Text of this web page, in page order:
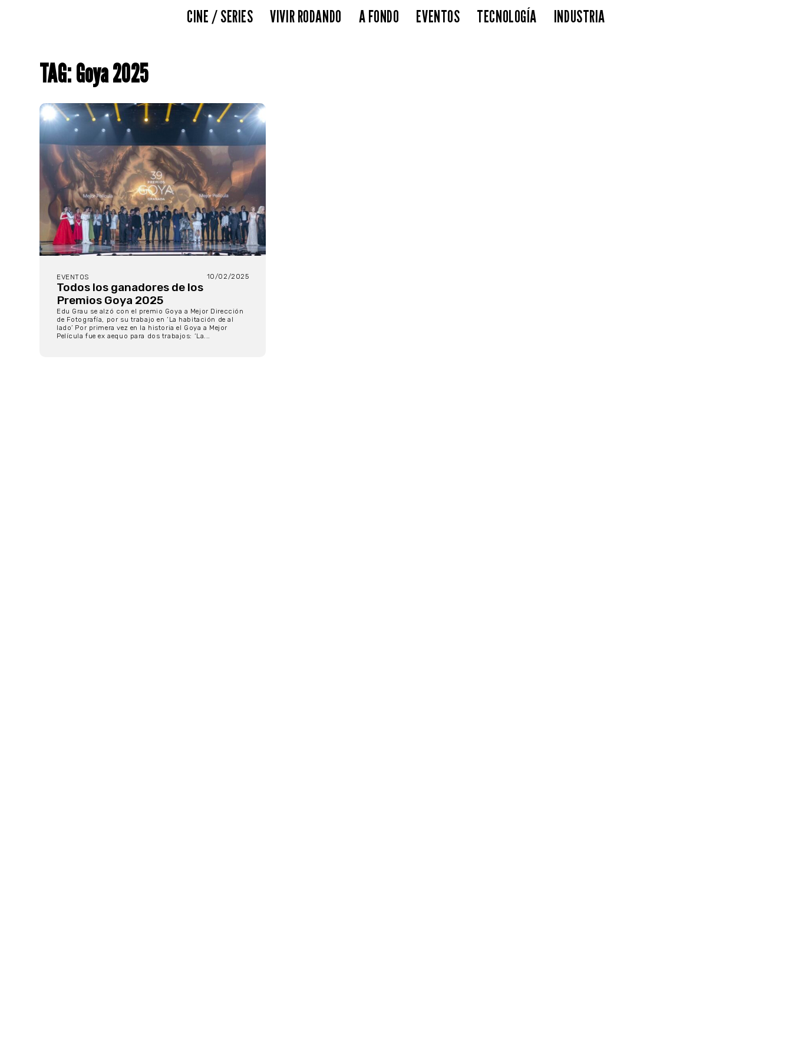
CINE / SERIES VIVIR RODANDO A FONDO EVENTOS TECNOLOGÍA INDUSTRIA
TAG: Goya 2025
EVENTOS 10/02/2025
Todos los ganadores de los
Premios Goya 2025
Edu Grau se alzó con el premio Goya a Mejor Dirección
de Fotografía, por su trabajo en ‘La habitación de al
lado’ Por primera vez en la historia el Goya a Mejor
Película fue ex aequo para dos trabajos: ‘La...